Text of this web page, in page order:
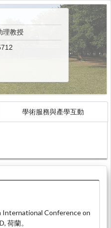
理教授
學術服務與產學互動
International Conference on
荷蘭。